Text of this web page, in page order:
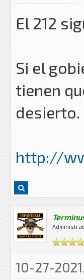
El 212
Si el
tienen
desierto.
http://
10-27-